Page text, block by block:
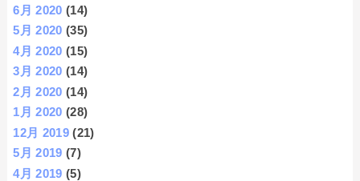
6月 2020 (14)
5月 2020 (35)
4月 2020 (15)
3月 2020 (14)
2月 2020 (14)
1月 2020 (28)
12月 2019 (21)
5月 2019 (7)
4月 2019 (5)